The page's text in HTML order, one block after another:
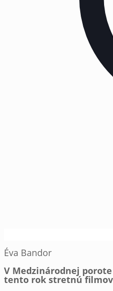
Éva Bandor
V Medzinárodnej
tento rok stretnú